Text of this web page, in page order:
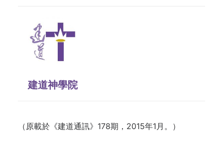
建道神學院
（原載於《建道通訊》178期，2015年1月。）